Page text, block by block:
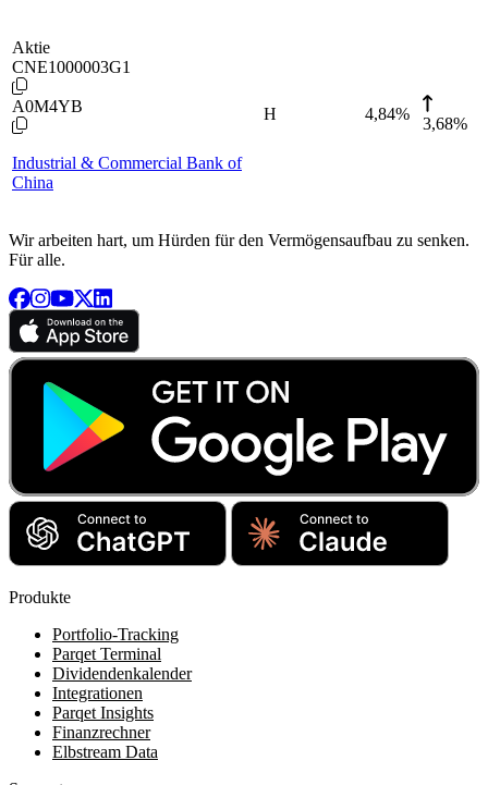
Aktie
CNE1000003G1
A0M4YB
Industrial & Commercial Bank of
China
H 4,84%
3,68%
Wir arbeiten hart, um Hürden für den Vermögensaufbau zu senken.
Für alle.
Produkte
Portfolio-Tracking
Parqet Terminal
Dividendenkalender
Integrationen
Parqet Insights
Finanzrechner
Elbstream Data